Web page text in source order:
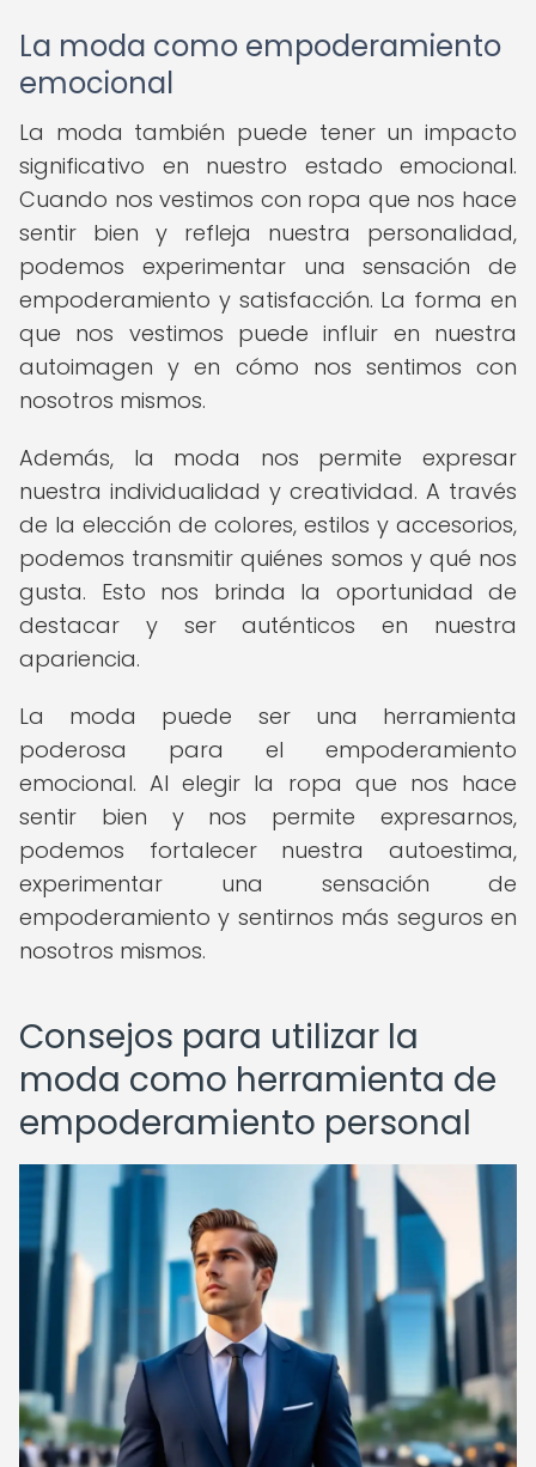
La moda como empoderamiento
emocional
La moda también puede tener un impacto
significativo en nuestro estado emocional.
Cuando nos vestimos con ropa que nos hace
sentir bien y refleja nuestra personalidad,
podemos experimentar una sensación de
empoderamiento y satisfacción. La forma en
que nos vestimos puede influir en nuestra
autoimagen y en cómo nos sentimos con
nosotros mismos.
Además, la moda nos permite expresar
nuestra individualidad y creatividad. A través
de la elección de colores, estilos y accesorios,
podemos transmitir quiénes somos y qué nos
gusta. Esto nos brinda la oportunidad de
destacar y ser auténticos en nuestra
apariencia.
La moda puede ser una herramienta
poderosa para el empoderamiento
emocional. Al elegir la ropa que nos hace
sentir bien y nos permite expresarnos,
podemos fortalecer nuestra autoestima,
experimentar una sensación de
empoderamiento y sentirnos más seguros en
nosotros mismos.
Consejos para utilizar la
moda como herramienta de
empoderamiento personal